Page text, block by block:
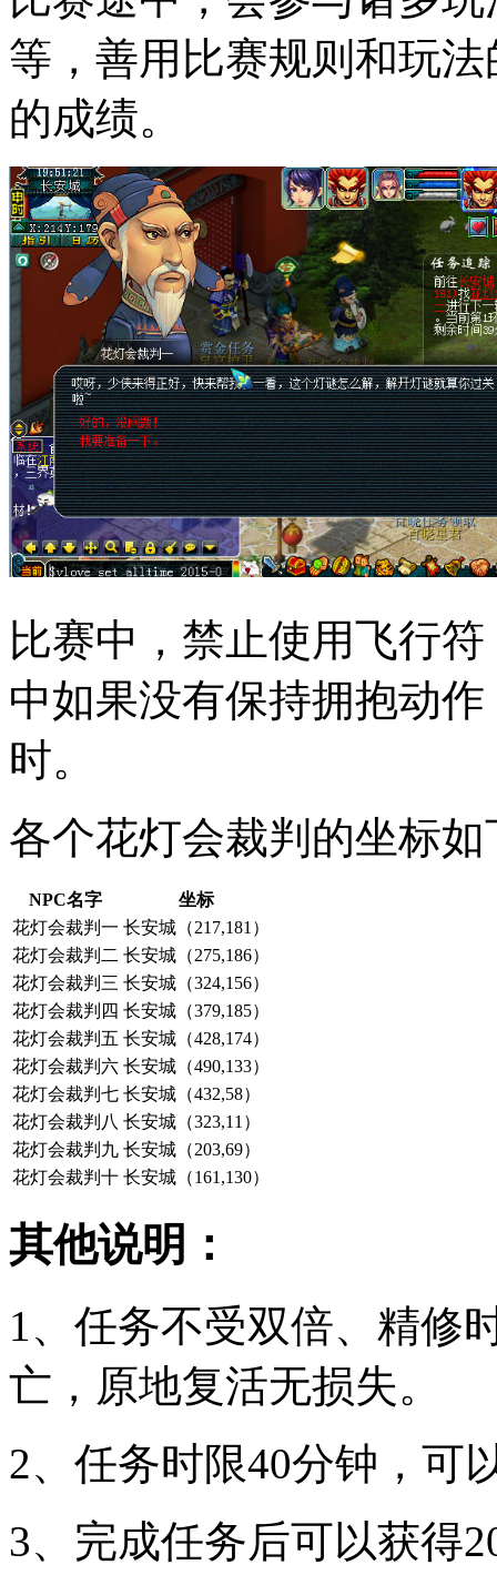
等，善用比赛规则和玩
的成绩。
比赛中，禁止使用飞行
中如果没有保持拥抱动
时。
各个花灯会裁判的坐标如
NPC名字
坐标
花灯会裁判一 长安城（217,181）
花灯会裁判二 长安城（275,186）
花灯会裁判三 长安城（324,156）
花灯会裁判四 长安城（379,185）
花灯会裁判五 长安城（428,174）
花灯会裁判六 长安城（490,133）
花灯会裁判七 长安城（432,58）
花灯会裁判八 长安城（323,11）
花灯会裁判九 长安城（203,69）
花灯会裁判十 长安城（161,130）
其他说明：
1、任务不受双倍、精修
亡，原地复活无损失。
2、任务时限40分钟，可
3、完成任务后可以获得